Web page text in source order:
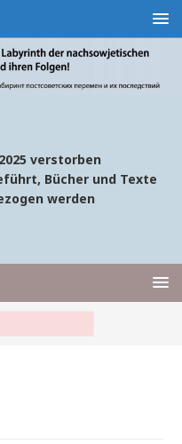
verstorben
Bücher und Texte
werden